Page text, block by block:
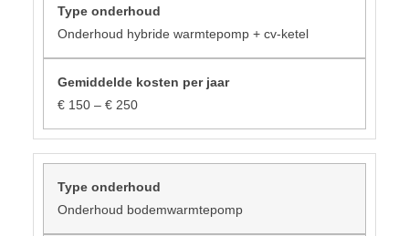
Onderhoud hybride warmtepomp + cv-ketel
€ 150 – € 250
Onderhoud bodemwarmtepomp